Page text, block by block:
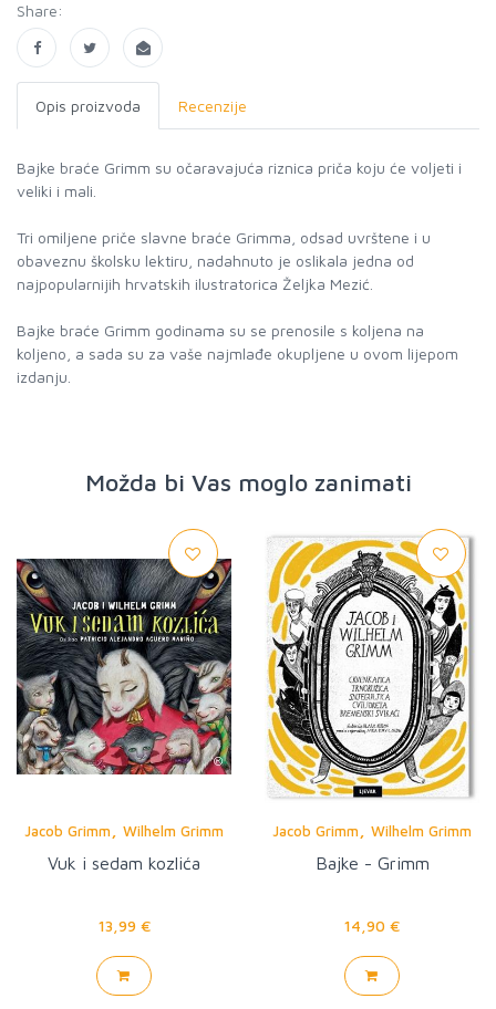
Share:
Opis proizvoda Recenzije
Bajke braće Grimm su očaravajuća riznica priča koju će voljeti i
veliki i mali.
Tri omiljene priče slavne braće Grimma, odsad uvrštene i u
obaveznu školsku lektiru, nadahnuto je oslikala jedna od
najpopularnijih hrvatskih ilustratorica Željka Mezić.
Bajke braće Grimm godinama su se prenosile s koljena na
koljeno, a sada su za vaše najmlađe okupljene u ovom lijepom
izdanju.
Možda bi Vas moglo zanimati
Jacob Grimm Wilhelm Grimm
Vuk i sedam kozlića
13,99 €
Jacob Grimm Wilhelm Grimm
Bajke - Grimm
14,90 €